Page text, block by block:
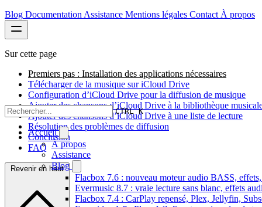
Blog Documentation Assistance Mentions légales Contact À propos
CTRL K
Accueil
À propos
Assistance
Blog
Flacbox 7.6 : nouveau moteur audio BASS,
Evermusic 8.7 : vraie lecture sans blanc, effets
Flacbox 7.4 : CarPlay repensé, Plex, Jellyfin,
Sur cette page
Premiers pas : Installation des applications nécessaires
Télécharger de la musique sur iCloud Drive
Configuration d’iCloud Drive pour la diffusion de musique
Ajouter des chansons d’iCloud Drive à la bibliothèque
Ajouter des chansons d’iCloud Drive à une liste de lecture
Résolution des problèmes de diffusion
Conclusion
FAQ
Revenir en haut